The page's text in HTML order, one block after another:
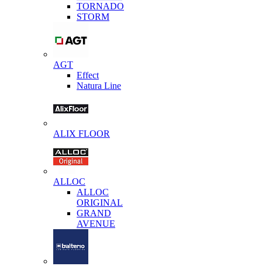
TORNADO
STORM
AGT
Effect
Natura Line
ALIX FLOOR
ALLOC
ALLOC
ORIGINAL
GRAND
AVENUE